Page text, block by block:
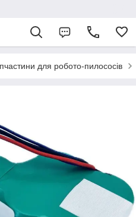
для робото-пилососів